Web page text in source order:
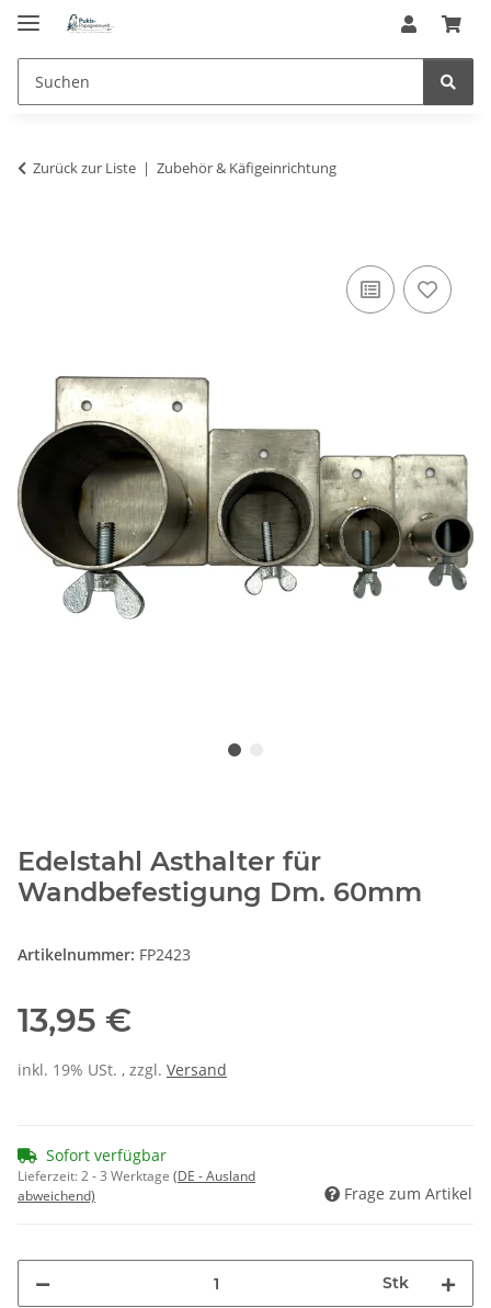
Zurück zur Liste Zubehör & Käfigeinrichtung
Edelstahl Asthalter für
Wandbefestigung Dm. 60mm
Artikelnummer: FP2423
13,95 €
inkl. 19% USt. , zzgl. Versand
Sofort verfügbar
Lieferzeit:2 - 3 Werktage (DE - Ausland
abweichend)
Frage zum Artikel
Stk